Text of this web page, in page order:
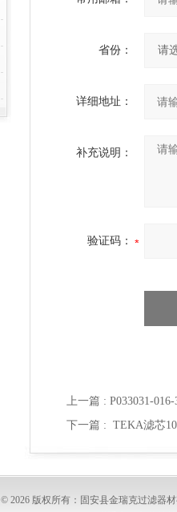
省份：
详细地址：
补充说明：
验证码：
上一篇 : P033031-
下一篇 : TEKA滤芯
© 2026 版权所有：固安县金瑞克过滤器